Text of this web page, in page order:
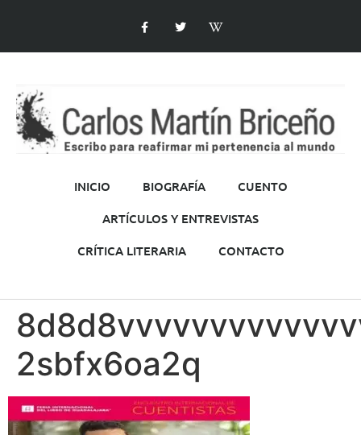
INICIO BIOGRAFÍA
CUENTO
ARTÍCULOS Y ENTREVISTAS
CRÍTICA LITERARIA
CONTACTO
2sbfx6oa2q